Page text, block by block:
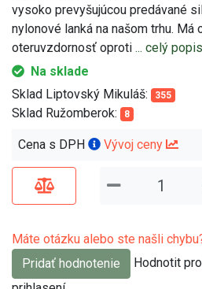
vysoko prevyšujúcou predávané
nylonové lanká na našom trhu. Má
oteruvzdornosť oproti ... celý popis
Na sklade
Sklad Liptovský Mikuláš:
355
Sklad Ružomberok: 8
Cena s DPH Vývoj ceny
Máte otázku alebo ste našli
Pridať hodnotenie
Hodnotit